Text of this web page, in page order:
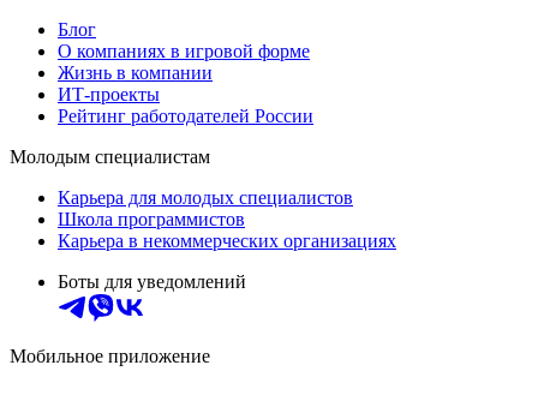
Блог
О компаниях в игровой форме
Жизнь в компании
ИТ-проекты
Рейтинг работодателей России
Молодым специалистам
Карьера для молодых специалистов
Школа программистов
Карьера в некоммерческих организациях
Боты для уведомлений
Мобильное приложение